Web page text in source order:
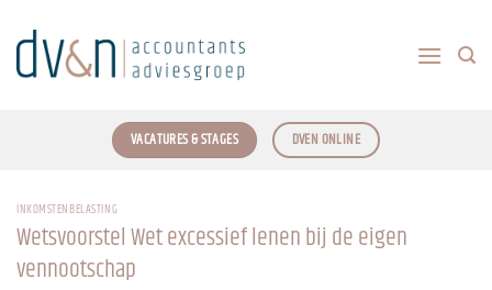
naar
inhoud
VACATURES & STAGES DVEN ONLINE
INKOMSTENBELASTING
Wetsvoorstel Wet excessief lenen bij de eigen
vennootschap